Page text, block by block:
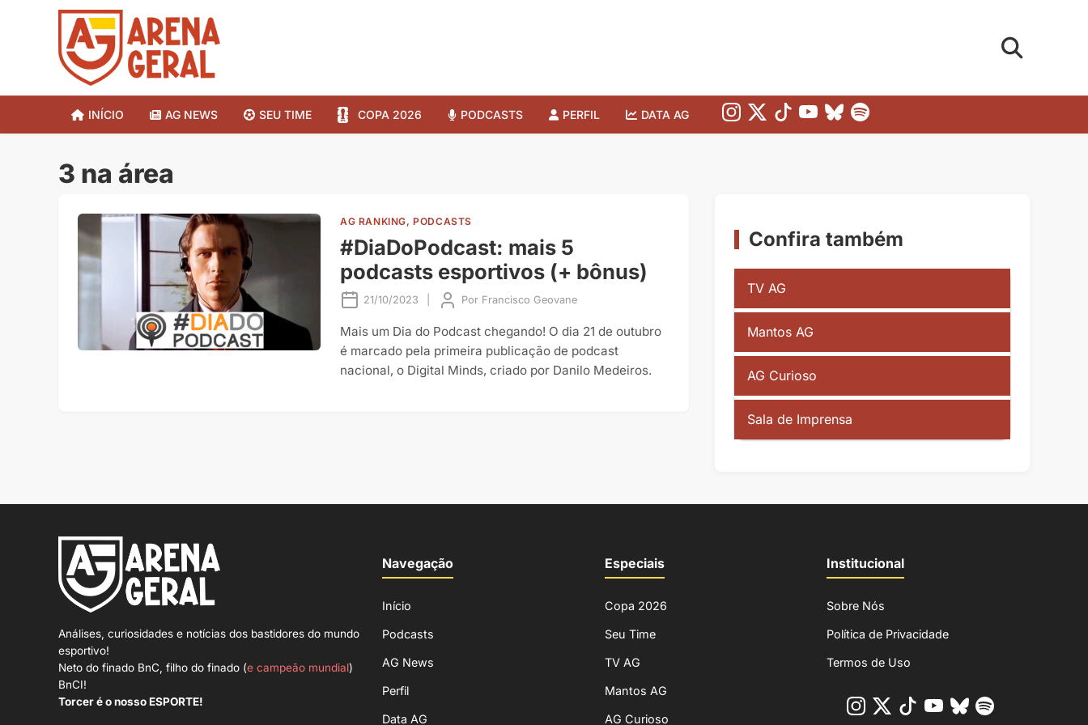
INÍCIO AG NEWS SEU TIME COPA 2026 PODCASTS PERFIL DATA AG
3 na área
AG RANKING, PODCASTS
#DiaDoPodcast: mais 5
podcasts esportivos (+ bônus)
21/10/2023 Por Francisco Geovane
Mais um Dia do Podcast chegando! O dia 21 de outubro
é marcado pela primeira publicação de podcast
nacional, o Digital Minds, criado por Danilo Medeiros.
Confira também
TV AG
Mantos AG
AG Curioso
Sala de Imprensa
Análises, curiosidades e notícias dos bastidores do mundo
esportivo!
Neto do finado BnC, filho do finado (e campeão mundial)
BnCI!
Torcer é o nosso ESPORTE!
Navegação
Início
Podcasts
AG News
Perfil
Data AG
Especiais
Copa 2026
Seu Time
TV AG
Mantos AG
AG Curioso
Institucional
Sobre Nós
Política de Privacidade
Termos de Uso